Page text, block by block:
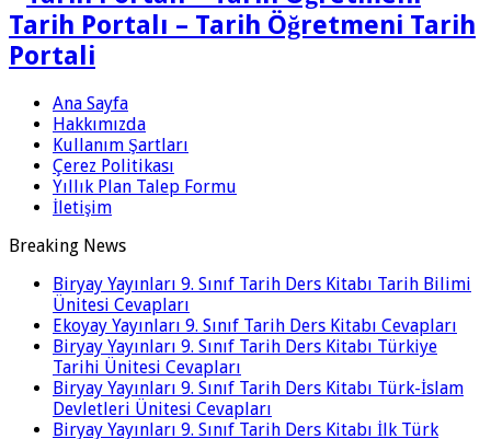
Tarih Portalı – Tarih Öğretmeni Tarih
Portali
Ana Sayfa
Hakkımızda
Kullanım Şartları
Çerez Politikası
Yıllık Plan Talep Formu
İletişim
Breaking News
Biryay Yayınları 9. Sınıf Tarih Ders Kitabı Tarih Bilimi
Ünitesi Cevapları
Ekoyay Yayınları 9. Sınıf Tarih Ders Kitabı Cevapları
Biryay Yayınları 9. Sınıf Tarih Ders Kitabı Türkiye
Tarihi Ünitesi Cevapları
Biryay Yayınları 9. Sınıf Tarih Ders Kitabı Türk-İslam
Devletleri Ünitesi Cevapları
Biryay Yayınları 9. Sınıf Tarih Ders Kitabı İlk Türk